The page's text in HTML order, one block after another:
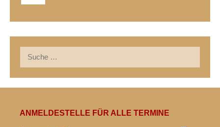
nach:
ANMELDESTELLE FÜR ALLE TERMINE